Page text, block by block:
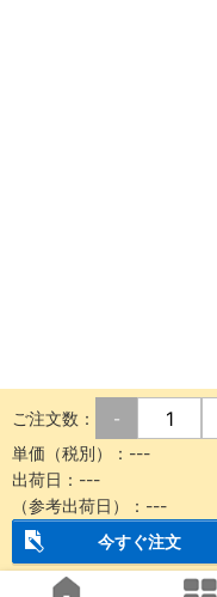
ご注文数： -
単価（税別）： ---
出荷日： ---
（参考出荷日）： ---
今すぐ注文